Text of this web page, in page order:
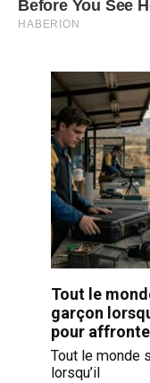
Tout le
garçon
pour
Tout le monde
lorsqu’il